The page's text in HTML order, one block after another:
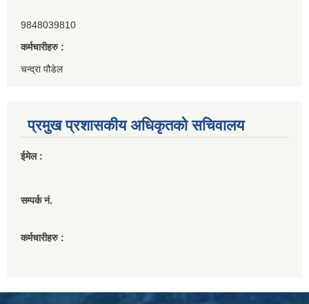
9848039810
कर्मचारीहरु :
चन्द्रा पौडेल
प्रमुख प्रशासकीय अधिकृतको सचिवालय
ईमेल :
सम्पर्क नं.
कर्मचारीहरु :